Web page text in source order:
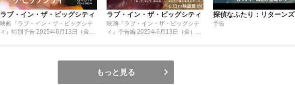
ラブ・イン・ザ・ビッグシティ
映画『ラブ・イン・ザ・ビッグシテ
ィ』特別予告 2025年6月13日（金）
ラブ・イン・ザ・ビッグシティ
映画『ラブ・イン・ザ・ビッグシテ
ィ』予告編 2025年6月13日（金）公
探偵なふたり：リターンズ
予告
もっと見る